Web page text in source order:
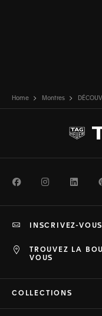
Home Montres
FacebookInstagram
TROUVEZ LA
VOUS
INSCRIVEZ-
COLLECTIONS